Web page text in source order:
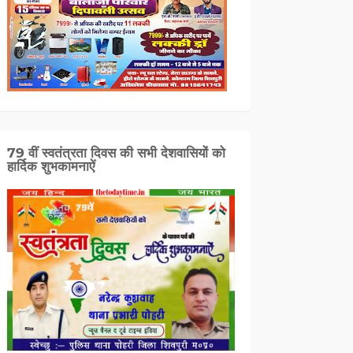
79 वीं स्वतंत्रता दिवस की सभी देशवासियों को
हार्दिक शुभकामनाऐं